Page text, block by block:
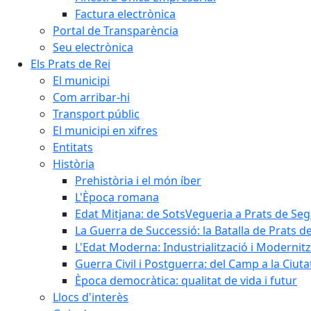
Factura electrònica
Portal de Transparència
Seu electrònica
Els Prats de Rei
El municipi
Com arribar-hi
Transport públic
El municipi en xifres
Entitats
Història
Prehistòria i el món íber
L'Època romana
Edat Mitjana: de SotsVegueria a Prats de
La Guerra de Successió: la Batalla de Prats
L'Edat Moderna: Industrialització i
Guerra Civil i Postguerra: del Camp a la
Època democràtica: qualitat de vida i futur
Llocs d'interès